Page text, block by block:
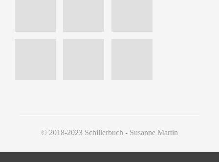
© 2018-2023 Schillerbuch - Susanne Martin